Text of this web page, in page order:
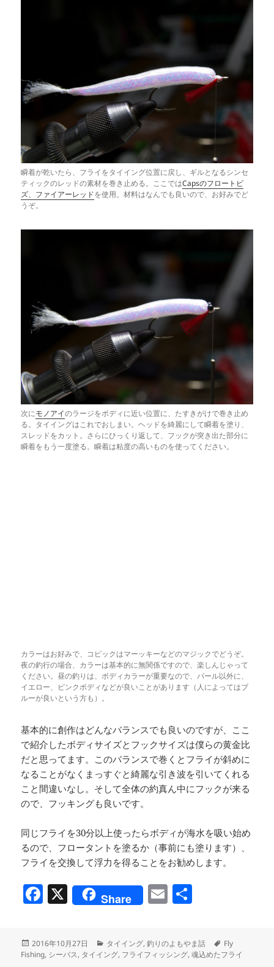
瞬着が乾いたら、フライをタイイング位置に戻し、ギルとなるシンセ
ティックのレッドの素材を巻き止める。ここではCapsのフロートビ
ズ、ファイアーレッドを使用。材料はなんでも良いので、お好みでど
うぞ。
次にモノアイのラージをボディに近い位置に、たすきがけで巻き止め
る。タイイングはこれでおしまい。ヘッドを綺麗にして瞬着を塗り、
スレッドをカット。さらにひっくり返して、フックが突き出た部分に
瞬着をもう一度塗る。瞬着は粘度の高いものを使ってください。
カラーはお好みで、コピックはマーッキーなどのマジックでどうぞ。
夜の釣行の場合、カラーは基本的に無関係ですので、楽しんじゃって
ください。昼の釣りは、ボディカラーが重要なので、パール以外に、
イエロー、ピンクボディなどが良いことがあります（人によってはブ
ルーが良いという方も）。
基本的に創作はどんなバランスでも良いのですが、ここ
で紹介したボディサイズとフックサイズは僕らの黄金比
だと思ってます。このバランスで巻くとフライが斜めに
なることがなくまっすぐと綺麗な引き波を引いてくれる
こと間違いなし。そして全体の約真ん中にフックが来る
ので、フッキングも良いです。
同じフライを30分以上使ったらボディが海水を吸い始め
るので、フロータントを塗るか（事前にも塗ります）、
フライを交換して浮力を得ることをお勧めします。
F
c
e
X Share E
l
投
稿
2016年10月27日
カ
テ
タイイング,釣りのよもやま話
タ
グ
Fly
Fishing, シーバス, タイイング, フライフィッシング,魂込めたフライ